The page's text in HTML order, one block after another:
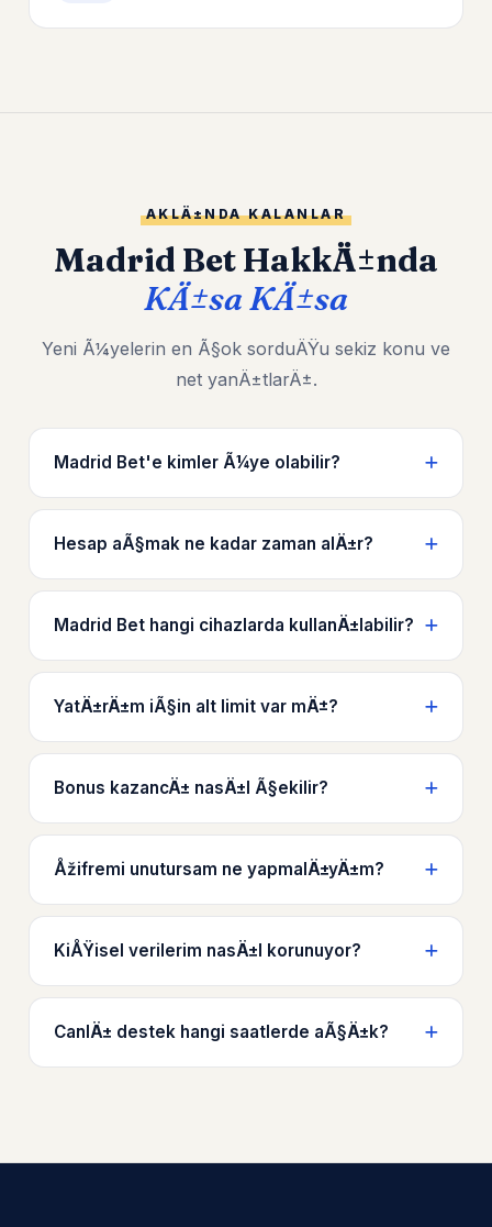
AKLÄ±NDA KALANLAR
Madrid Bet HakkÄ±nda
KÄ±sa KÄ±sa
Yeni Ã¼yelerin en Ã§ok sorduÄŸu sekiz konu ve
net yanÄ±tlarÄ±.
Madrid Bet'e kimler Ã¼ye olabilir?
Hesap aÃ§mak ne kadar zaman alÄ±r?
Madrid Bet hangi cihazlarda kullanÄ±labilir?
YatÄ±rÄ±m iÃ§in alt limit var mÄ±?
Bonus kazancÄ± nasÄ±l Ã§ekilir?
Åžifremi unutursam ne yapmalÄ±yÄ±m?
KiÅŸisel verilerim nasÄ±l korunuyor?
CanlÄ± destek hangi saatlerde aÃ§Ä±k?